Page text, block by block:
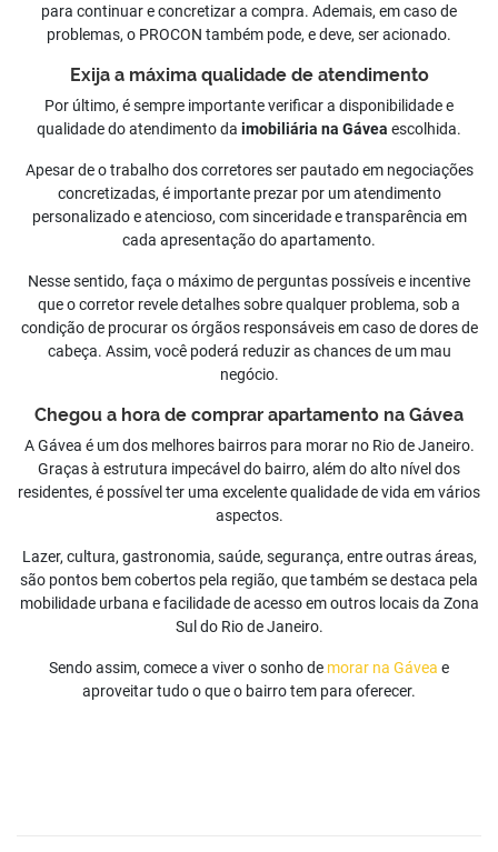
para continuar e concretizar a compra. Ademais, em caso de
problemas, o PROCON também pode, e deve, ser acionado.
Exija a máxima qualidade de atendimento
Por último, é sempre importante verificar a disponibilidade e
qualidade do atendimento da imobiliária na Gávea escolhida.
Apesar de o trabalho dos corretores ser pautado em negociações
concretizadas, é importante prezar por um atendimento
personalizado e atencioso, com sinceridade e transparência em
cada apresentação do apartamento.
Nesse sentido, faça o máximo de perguntas possíveis e incentive
que o corretor revele detalhes sobre qualquer problema, sob a
condição de procurar os órgãos responsáveis em caso de dores de
cabeça. Assim, você poderá reduzir as chances de um mau
negócio.
Chegou a hora de comprar apartamento na Gávea
A Gávea é um dos melhores bairros para morar no Rio de Janeiro.
Graças à estrutura impecável do bairro, além do alto nível dos
residentes, é possível ter uma excelente qualidade de vida em vários
aspectos.
Lazer, cultura, gastronomia, saúde, segurança, entre outras áreas,
são pontos bem cobertos pela região, que também se destaca pela
mobilidade urbana e facilidade de acesso em outros locais da Zona
Sul do Rio de Janeiro.
Sendo assim, comece a viver o sonho de morar na Gávea e
aproveitar tudo o que o bairro tem para oferecer.